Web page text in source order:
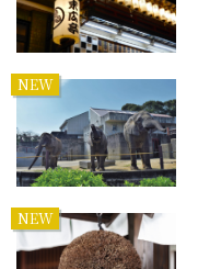
NEW
NEW